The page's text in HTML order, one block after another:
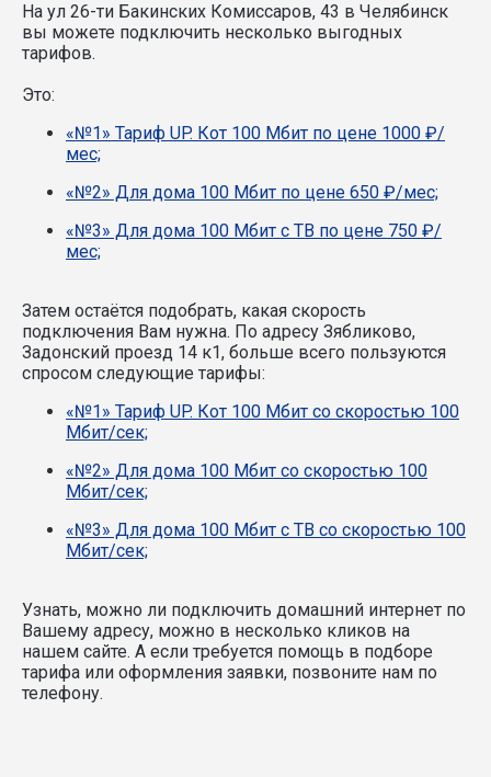
На ул 26-ти Бакинских Комиссаров, 43 в Челябинск
вы можете подключить несколько выгодных
тарифов.
Это:
«№1» Тариф UP. Кот 100 Мбит по цене 1000 ₽/
мес;
«№2» Для дома 100 Мбит по цене 650 ₽/мес;
«№3» Для дома 100 Мбит с ТВ по цене 750 ₽/
мес;
Затем остаётся подобрать, какая скорость
подключения Вам нужна. По адресу Зябликово,
Задонский проезд 14 к1, больше всего пользуются
спросом следующие тарифы:
«№1» Тариф UP. Кот 100 Мбит со скоростью 100
Мбит/сек;
«№2» Для дома 100 Мбит со скоростью 100
Мбит/сек;
«№3» Для дома 100 Мбит с ТВ со скоростью 100
Мбит/сек;
Узнать, можно ли подключить домашний интернет по
Вашему адресу, можно в несколько кликов на
нашем сайте. А если требуется помощь в подборе
тарифа или оформления заявки, позвоните нам по
телефону.